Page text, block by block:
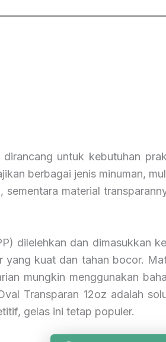
untuk kebutuhan
berbagai jenis minuman,
material
dilelehkan dan dimasukkan
yang kuat dan tahan bocor.
mungkin menggunakan
Transparan 12oz adalah
gelas ini tetap populer.